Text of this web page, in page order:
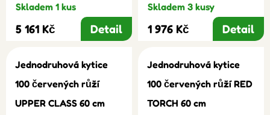
Skladem 1 kus
5 161 Kč Detail
Skladem 3 kusy
1 976 Kč Detail
Jednodruhová kytice
100 červených růží
UPPER CLASS 60 cm
Jednodruhová kytice
100 červených růží RED
TORCH 60 cm